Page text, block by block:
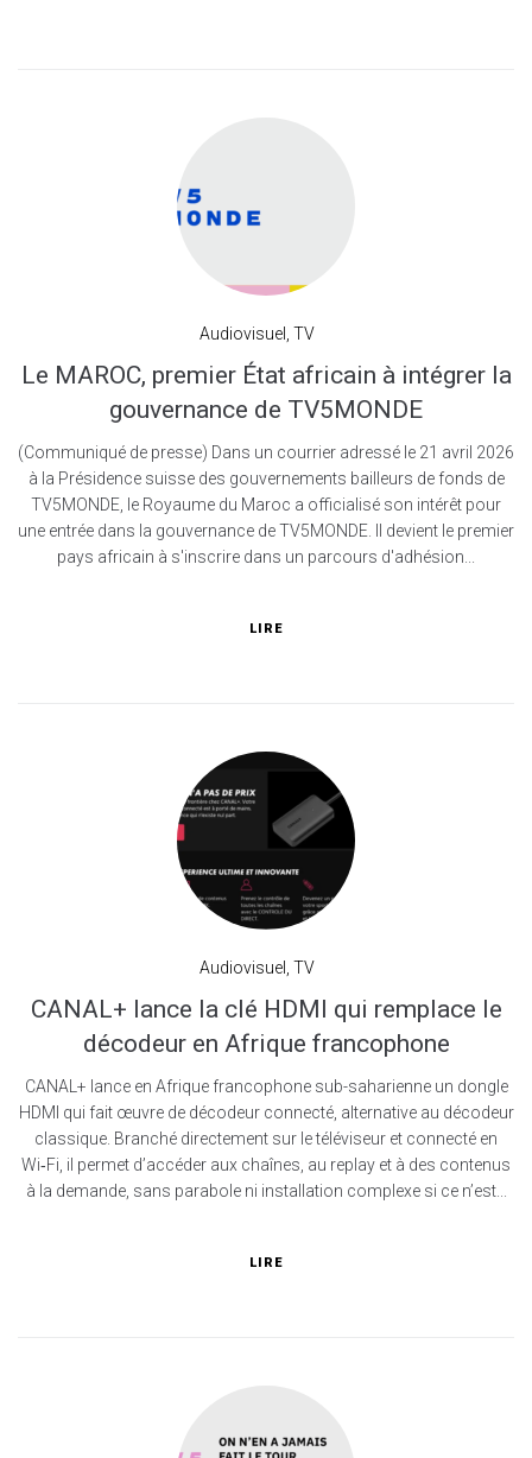
Audiovisuel TV
Le MAROC, premier État africain à intégrer la
gouvernance de TV5MONDE
(Communiqué de presse) Dans un courrier adressé le 21 avril 2026
à la Présidence suisse des gouvernements bailleurs de fonds de
TV5MONDE, le Royaume du Maroc a officialisé son intérêt pour
une entrée dans la gouvernance de TV5MONDE. Il devient le premier
pays africain à s'inscrire dans un parcours d'adhésion...
LIRE
Audiovisuel TV
CANAL+ lance la clé HDMI qui remplace le
décodeur en Afrique francophone
CANAL+ lance en Afrique francophone sub-saharienne un dongle
HDMI qui fait œuvre de décodeur connecté, alternative au décodeur
classique. Branché directement sur le téléviseur et connecté en
Wi‑Fi, il permet d’accéder aux chaînes, au replay et à des contenus
à la demande, sans parabole ni installation complexe si ce n’est...
LIRE